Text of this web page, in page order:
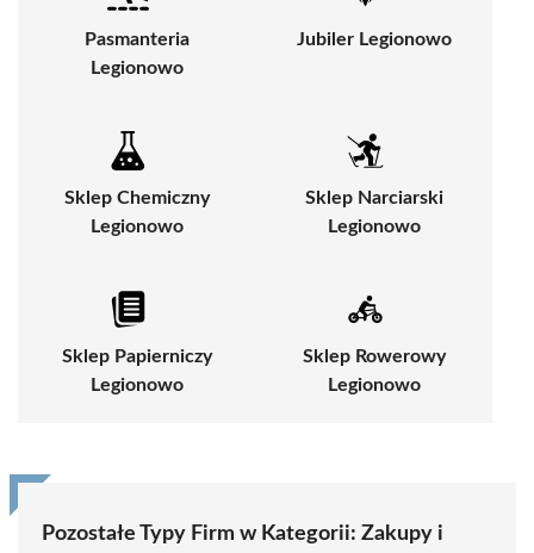
Pasmanteria
Legionowo
Jubiler Legionowo
Sklep Chemiczny
Legionowo
Sklep Narciarski
Legionowo
Sklep Papierniczy
Legionowo
Sklep Rowerowy
Legionowo
Pozostałe Typy Firm w Kategorii: Zakupy i